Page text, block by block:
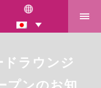
ラウンジ